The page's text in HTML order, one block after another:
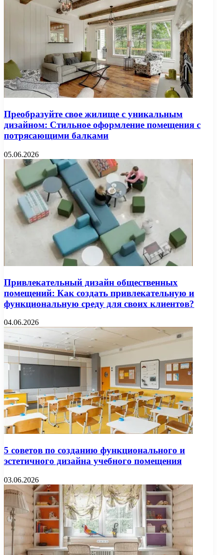
Преобразуйте свое жилище с уникальным
дизайном: Стильное оформление помещения с
потрясающими балками
05.06.2026
Привлекательный дизайн общественных
помещений: Как создать привлекательную и
функциональную среду для своих клиентов?
04.06.2026
5 советов по созданию функционального и
эстетичного дизайна учебного помещения
03.06.2026